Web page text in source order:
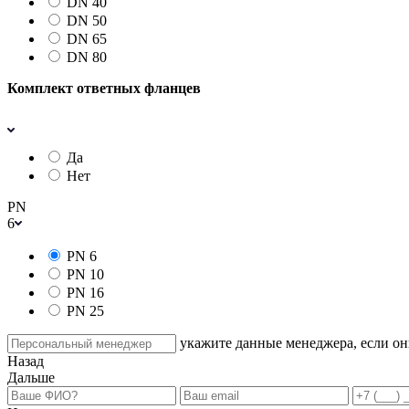
DN 50
DN 65
DN 80
Комплект ответных фланцев
Да
Нет
PN
6
PN 6
PN 10
PN 16
PN 25
укажите данные менеджера, если
Назад
Дальше